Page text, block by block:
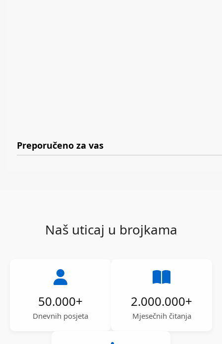
Preporučeno za vas
Naš uticaj u brojkama
50.000+
Dnevnih posjeta
2.000.000+
Mjesečnih čitanja